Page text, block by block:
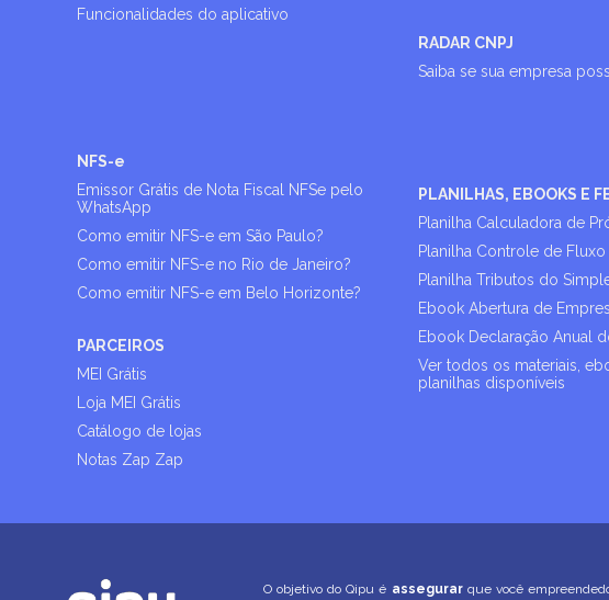
Funcionalidades do aplicativo
RADAR CNPJ
Saiba se sua empresa
NFS-e
Emissor Grátis de Nota Fiscal NFSe pelo
WhatsApp
Como emitir NFS-e em São Paulo?
Como emitir NFS-e no Rio de Janeiro?
Como emitir NFS-e em Belo Horizonte?
PARCEIROS
MEI Grátis
Loja MEI Grátis
Catálogo de lojas
Notas Zap Zap
PLANILHAS, EBOOKS E
Planilha Calculadora de
Planilha Controle de Fluxo
Planilha Tributos do
Ebook Abertura de
Ebook Declaração Anual
Ver todos os materiais,
planilhas disponíveis
O objetivo do Qipu é assegurarque você